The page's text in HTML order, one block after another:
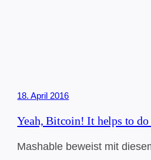
18. April 2016
Yeah, Bitcoin! It helps to
Mashable beweist mit